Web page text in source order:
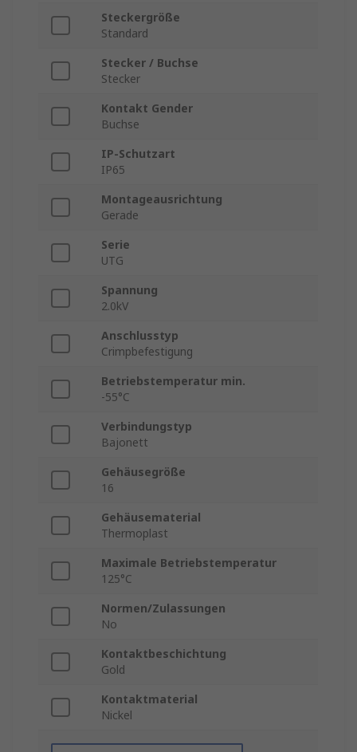
Steckergröße
Standard
Stecker / Buchse
Stecker
Kontakt Gender
Buchse
IP-Schutzart
IP65
Montageausrichtung
Gerade
Serie
UTG
Spannung
2.0kV
Anschlusstyp
Crimpbefestigung
Betriebstemperatur min.
-55°C
Verbindungstyp
Bajonett
Gehäusegröße
16
Gehäusematerial
Thermoplast
Maximale Betriebstemperatur
125°C
Normen/Zulassungen
No
Kontaktbeschichtung
Gold
Kontaktmaterial
Nickel